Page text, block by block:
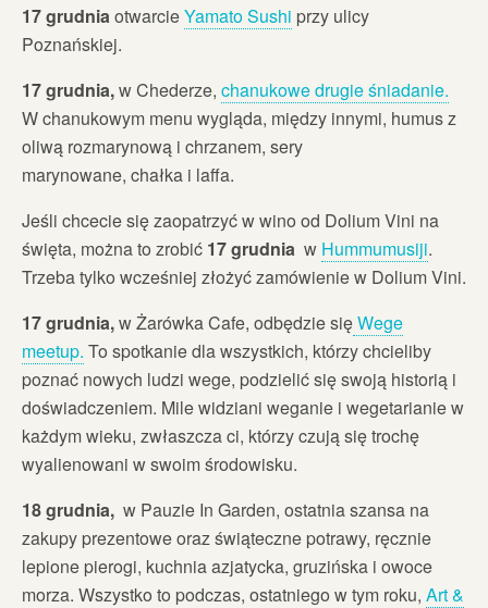
17 grudnia otwarcieYamato Sushi przy ulicy
Poznańskiej.
17 grudnia,w Chederze, chanukowe drugie śniadanie.
W chanukowym menu wygląda, między innymi, humus z
oliwą rozmarynową i chrzanem, sery
marynowane, chałka i laffa.
Jeśli chcecie się zaopatrzyć w wino od Dolium Vini na
święta, można to zrobić 17 grudnia w Hummumusiji.
Trzeba tylko wcześniej złożyć zamówienie w Dolium Vini.
17 grudnia,w Żarówka Cafe, odbędzie sięWege
meetup. To spotkanie dla wszystkich, którzy chcieliby
poznać nowych ludzi wege, podzielić się swoją historią i
doświadczeniem. Mile widziani weganie i wegetarianie w
każdym wieku, zwłaszcza ci, którzy czują się trochę
wyalienowani w swoim środowisku.
18 grudnia, w Pauzie In Garden, ostatnia szansa na
zakupy prezentowe oraz świąteczne potrawy, ręcznie
lepione pierogi, kuchnia azjatycka, gruzińska i owoce
morza. Wszystko to podczas, ostatniego w tym roku, Art &